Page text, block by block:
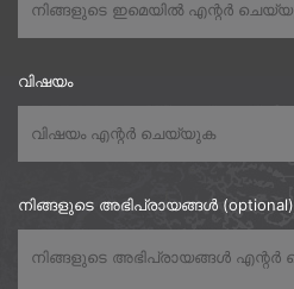
വിഷയം
നിങ്ങളുടെ അഭിപ്രായങ്ങൾ (optional)